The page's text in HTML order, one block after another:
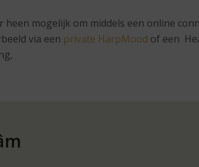
heen mogelijk om middels een online
via een private HarpMood of een